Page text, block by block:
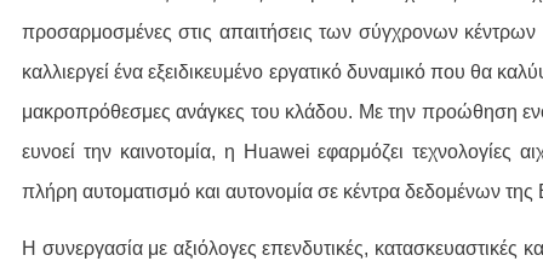
προσαρμοσμένες στις απαιτήσεις των σύγχρονων
καλλιεργεί ένα εξειδικευμένο εργατικό δυναμικό που θα
μακροπρόθεσμες ανάγκες του κλάδου. Με την προώθηση
ευνοεί την καινοτομία, η Huawei εφαρμόζει τεχνολογίες
πλήρη αυτοματισμό και αυτονομία σε κέντρα δεδομένων της
H συνεργασία με αξιόλογες επενδυτικές, κατασκευαστικές και